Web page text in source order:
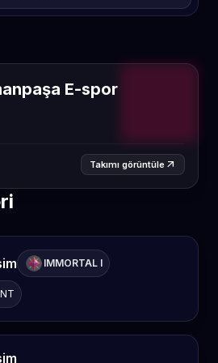
E-spor
Takımı görüntüle arrow_outward
IMMORTAL I